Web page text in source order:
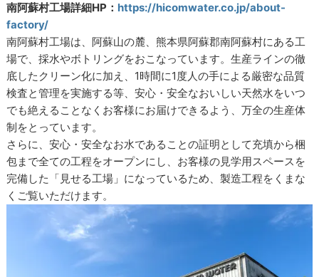
南阿蘇村工場詳細HP： https://hicomwater.co.jp/about-
factory/
南阿蘇村工場は、阿蘇山の麓、熊本県阿蘇郡南阿蘇村にある工
場で、採水やボトリングをおこなっています。生産ラインの徹
底したクリーン化に加え、1時間に1度人の手による厳密な品質
検査と管理を実施する等、安心・安全なおいしい天然水をいつ
でも絶えることなくお客様にお届けできるよう、万全の生産体
制をとっています。
さらに、安心・安全なお水であることの証明として充填から梱
包まで全ての工程をオープンにし、お客様の見学用スペースを
完備した「見せる工場」になっているため、製造工程をくまな
くご覧いただけます。